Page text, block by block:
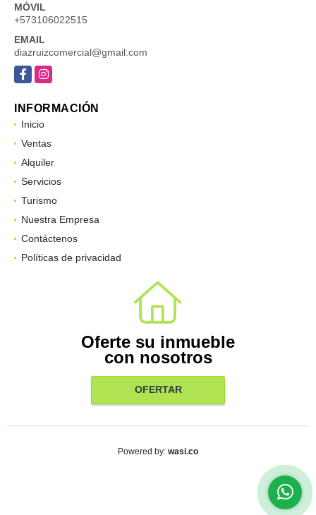
MÓVIL
+573106022515
EMAIL
diazruizcomercial@gmail.com
FacebookInstagram
INFORMACIÓN
Inicio
Ventas
Alquiler
Servicios
Turismo
Nuestra Empresa
Contáctenos
Políticas de privacidad
Oferte su inmueble
con nosotros
OFERTAR
Powered by: wasi.co